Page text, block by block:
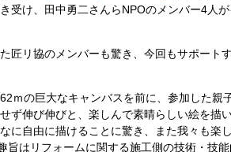
受け、田中勇二さんらNPOのメンバー4人
匠リ協のメンバーも驚き、今回もサポート
ｍの巨大なキャンバスを前に、参加した親
ず伸び伸びと、楽しんで素晴らしい絵を描
に自由に描けることに驚き、また我々も楽
はリフォームに関する施工側の技術・技能